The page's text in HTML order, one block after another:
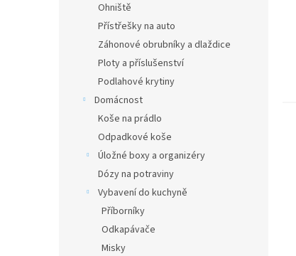
Ohniště
Přístřešky na auto
Záhonové obrubníky a dlaždice
Ploty a příslušenství
Podlahové krytiny
Domácnost
Koše na prádlo
Odpadkové koše
Úložné boxy a organizéry
Dózy na potraviny
Vybavení do kuchyně
Příborníky
Odkapávače
Misky